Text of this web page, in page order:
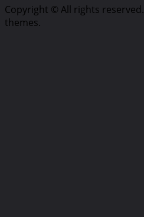
Copyright © All rights reserved.
themes.